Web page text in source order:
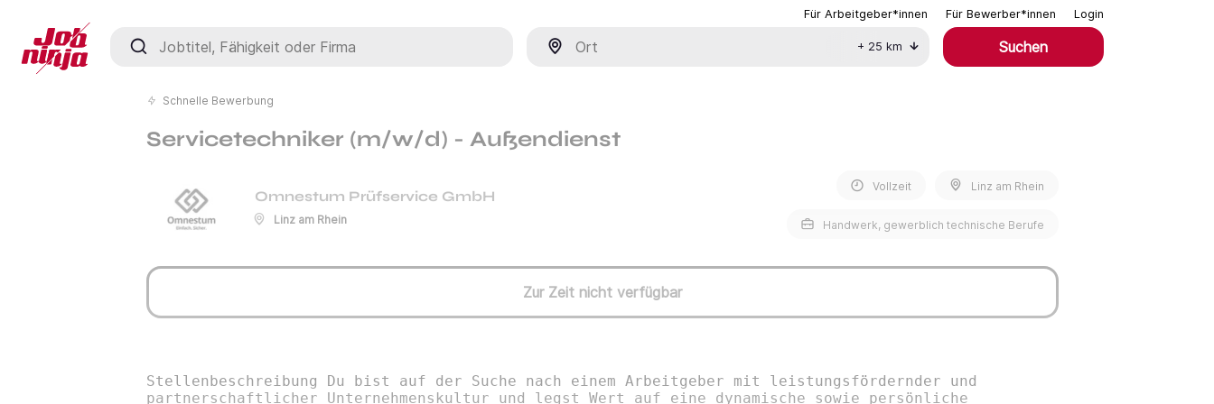
Für Arbeitgeber*innen Für Bewerber*innen Login
Jobtitel, Fähigkeit oder Firma
+ 25 km Suchen
Schnelle Bewerbung
Servicetechniker (m/w/d) - Außendienst
Omnestum Prüfservice GmbH
Linz am Rhein
Vollzeit Linz am Rhein
Handwerk, gewerblich technische Berufe
Zur Zeit nicht verfügbar
Stellenbeschreibung Du bist auf der Suche nach einem Arbeitgeber mit leistungsfördernder und
partnerschaftlicher Unternehmenskultur und legst Wert auf eine dynamische sowie persönliche